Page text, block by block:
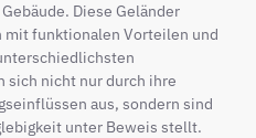
Diese Geländer
mit funktionalen Vorteilen und
sich nicht nur durch ihre
aus, sondern sind
unter Beweis stellt.